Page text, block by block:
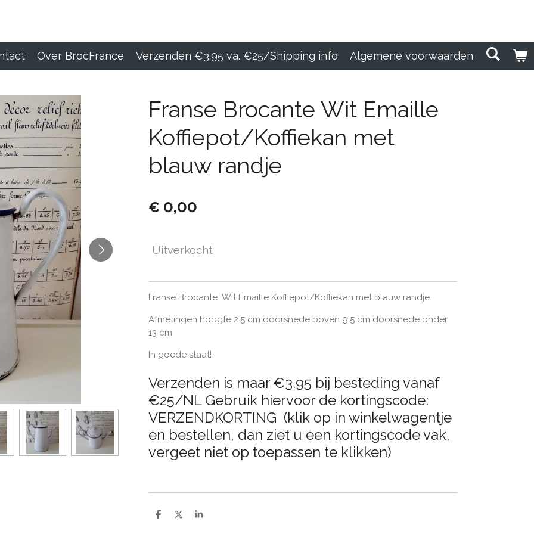
Over BrocFrance Verzenden €3.95 va. €25/Shipping info Algemene voorwaarden
Franse Brocante Wit Emaille
Koffiepot/Koffiekan met
blauw randje
€ 0,00
Uitverkocht
Franse Brocante Wit Emaille Koffiepot/Koffiekan met blauw randje
Afmetingen hoogte 2.5 cm doorsnede boven 9.5 cm doorsnede onder
13 cm
In goede staat!
Verzenden is maar €3.95 bij besteding vanaf
€25/NL Gebruik hiervoor de kortingscode:
VERZENDKORTING (klik op in winkelwagentje
en bestellen, dan ziet u een kortingscode vak,
vergeet niet op toepassen te klikken)
D
D
S